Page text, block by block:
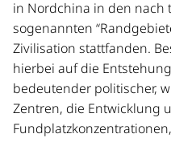
in Nordchina in den nach
sogenannten
Zivilisation stattfanden.
hierbei auf die
bedeutender politischer,
Zentren, die Entwicklung